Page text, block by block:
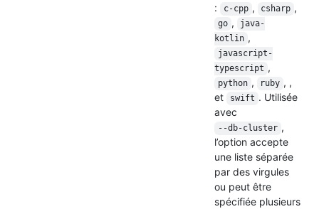
:
c-cpp , csharp ,
go ,
java-
kotlin ,
javascript-
typescript ,
python , ruby , ,
et
swift . Utilisée
avec
--db-cluster ,
l’option accepte
une liste séparée
par des virgules
ou peut être
spécifiée plusieurs